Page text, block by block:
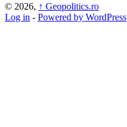
© 2026, ↑ Geopolitics.ro
Log in - Powered by WordPress